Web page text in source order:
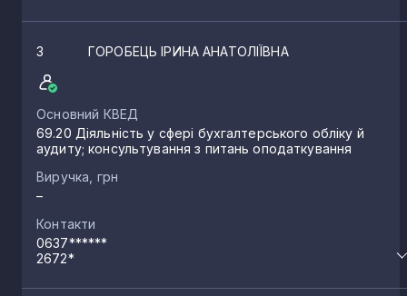
3 ГОРОБЕЦЬ ІРИНА АНАТОЛІЇВНА
Основний КВЕД
69.20 Діяльність у сфері бухгалтерського обліку й
аудиту; консультування з питань оподаткування
Виручка, грн
–
Контакти
0637******
2672*